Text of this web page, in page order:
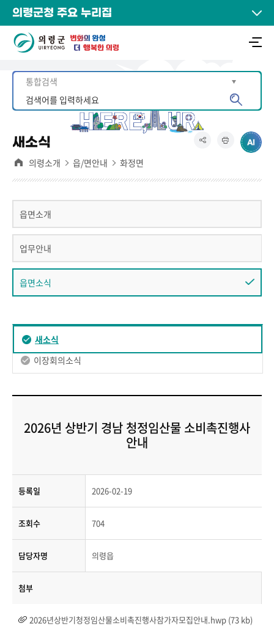
의령군청 주요 누리집
새소식
의령소개 읍/면안내 화정면
읍면소개
업무안내
읍면소식
새소식
이장회의소식
2026년 상반기 경남 청정임산물 소비촉진행사
안내
등록일 2026-02-19
조회수 704
담당자명 의령읍
첨부
2026년상반기청정임산물소비촉진행사참가자모집안내.hwp (73 kb)